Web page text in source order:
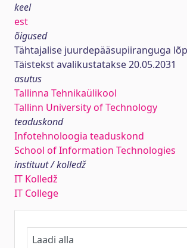
keel
est
õigused
Tähtajalise juurdepääsupiiranguga
Täistekst avalikustatakse 20.05.2031
asutus
Tallinna Tehnikaülikool
Tallinn University of Technology
teaduskond
Infotehnoloogia teaduskond
School of Information Technologies
instituut / kolledž
IT Kolledž
IT College
Laadi alla